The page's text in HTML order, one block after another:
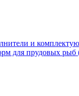
и
для прудовых рыб